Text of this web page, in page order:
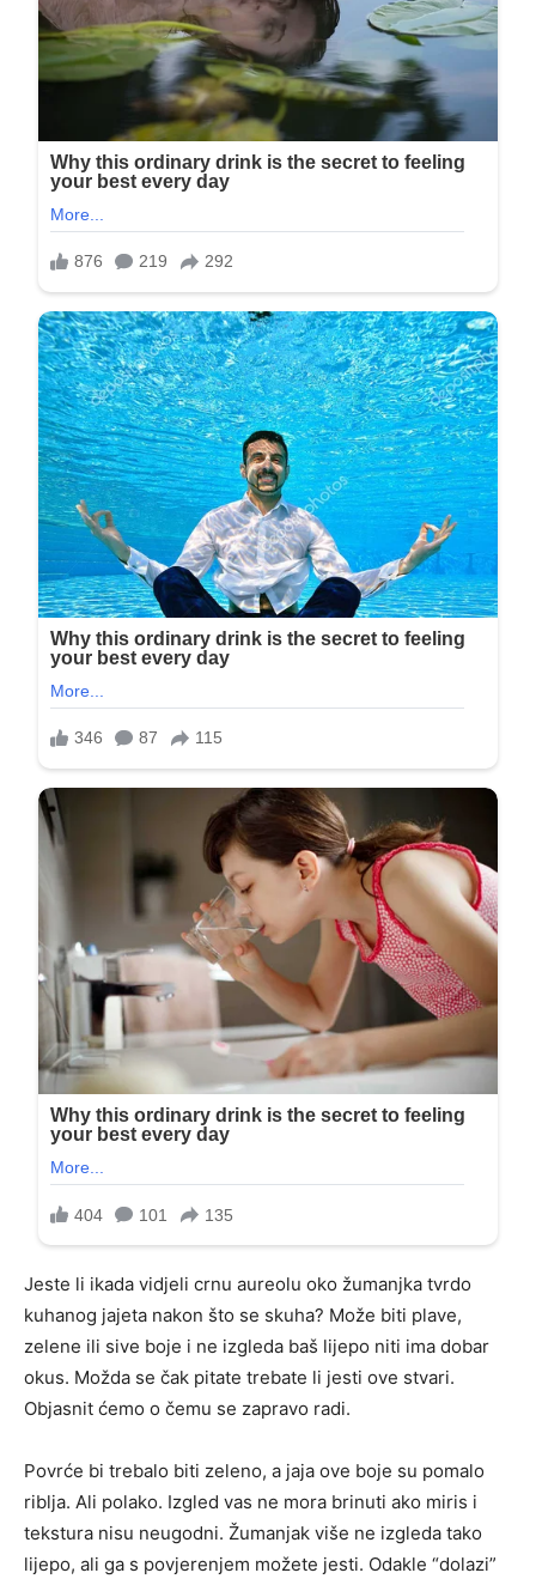
Jeste li ikada vidjeli crnu aureolu oko žumanjka tvrdo
kuhanog jajeta nakon što se skuha? Može biti plave,
zelene ili sive boje i ne izgleda baš lijepo niti ima dobar
okus. Možda se čak pitate trebate li jesti ove stvari.
Objasnit ćemo o čemu se zapravo radi.
Povrće bi trebalo biti zeleno, a jaja ove boje su pomalo
riblja. Ali polako. Izgled vas ne mora brinuti ako miris i
tekstura nisu neugodni. Žumanjak više ne izgleda tako
lijepo, ali ga s povjerenjem možete jesti. Odakle “dolazi”